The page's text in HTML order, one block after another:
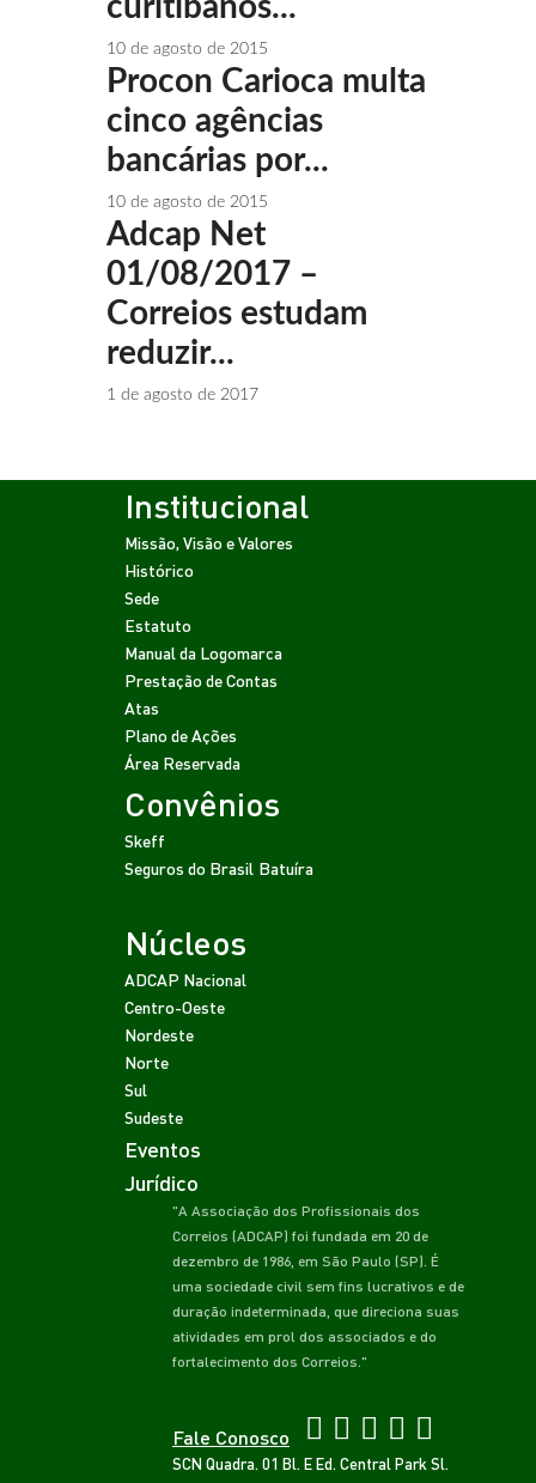
10 de agosto de 2015
Procon Carioca multa
cinco agências
bancárias por...
10 de agosto de 2015
Adcap Net
01/08/2017 –
Correios estudam
reduzir...
1 de agosto de 2017
Institucional
Missão, Visão e Valores
Histórico
Sede
Estatuto
Manual da Logomarca
Prestação de Contas
Atas
Plano de Ações
Área Reservada
Convênios
Skeff
Seguros do Brasil Batuíra
Núcleos
ADCAP Nacional
Centro-Oeste
Nordeste
Norte
Sul
Sudeste
Eventos
Jurídico
"A Associação dos Profissionais dos
Correios (ADCAP) foi fundada em 20 de
dezembro de 1986, em São Paulo (SP). É
uma sociedade civil sem fins lucrativos e de
duração indeterminada, que direciona suas
atividades em prol dos associados e do
fortalecimento dos Correios."
Fale Conosco
SCN Quadra. 01 Bl. E Ed. Central Park Sl.